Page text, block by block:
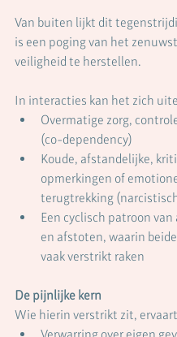
Van buiten lijkt dit
is een poging van het
veiligheid te herstellen.
In interacties kan het zich
Overmatige zorg,
(co-dependency)
Koude, afstandelijke,
opmerkingen of
terugtrekking
Een cyclisch patroon
en afstoten, waarin
vaak verstrikt raken
De pijnlijke kern
Wie hierin verstrikt zit,